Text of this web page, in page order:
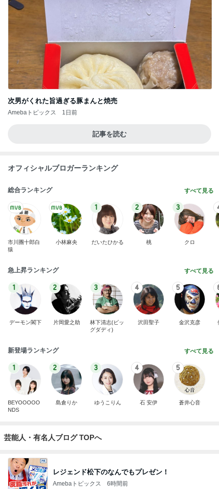
次男がくれた旨過ぎる豚まんと焼売
Amebaトピックス 1日前
記事を読む
オフィシャルブロガーランキング
総合ランキング すべて見る
市川團十郎白
猿
小林麻央
1
だいたひかる
2
桃
3
クロ
急上昇ランキング すべて見る
1
デーモン閣下
2
片岡愛之助
3
林下清志(ビッ
グダディ)
4
沢田聖子
5
金沢克彦
新登場ランキング すべて見る
1
BEYOOOOO
NDS
2
島倉りか
3
ゆうこりん
4
石 安伊
5
蒼井心音
芸能人・有名人ブログ TOPへ
レジェンド松下のなんでもプレゼン！
Amebaトピックス 6時間前